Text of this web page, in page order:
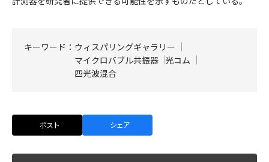
キーワード： ウィスパリングギャラリー
マイクロバブル共振器 光コム
四光波混合
ポスト シェア